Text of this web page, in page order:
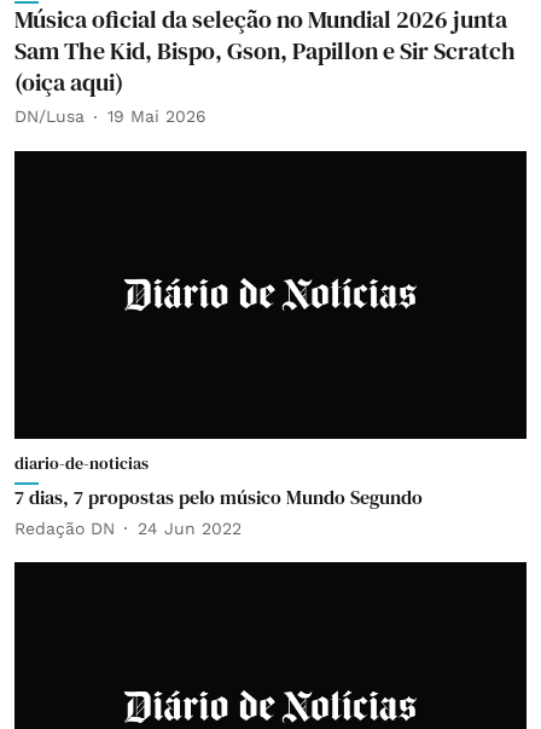
Música oficial da seleção no Mundial 2026 junta
Sam The Kid, Bispo, Gson, Papillon e Sir Scratch
(oiça aqui)
DN/Lusa 19 Mai 2026
diario-de-noticias
7 dias, 7 propostas pelo músico Mundo Segundo
Redação DN 24 Jun 2022